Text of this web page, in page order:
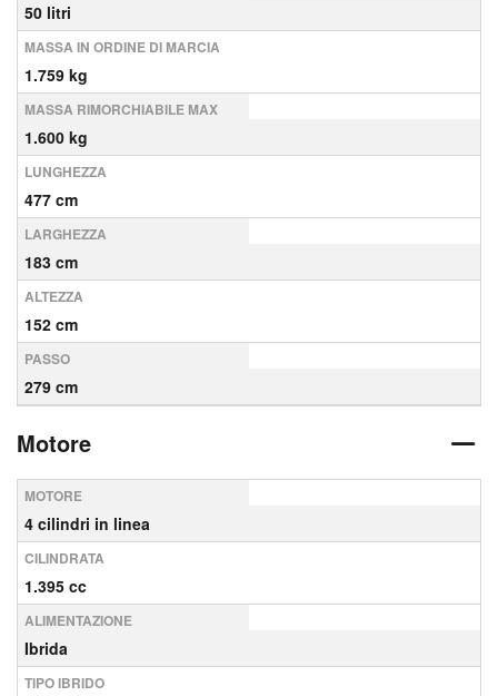
50 litri
MASSA IN ORDINE DI MARCIA
1.759 kg
MASSA RIMORCHIABILE MAX
1.600 kg
LUNGHEZZA
477 cm
LARGHEZZA
183 cm
ALTEZZA
152 cm
PASSO
279 cm
Motore
MOTORE
4 cilindri in linea
CILINDRATA
1.395 cc
ALIMENTAZIONE
Ibrida
TIPO IBRIDO